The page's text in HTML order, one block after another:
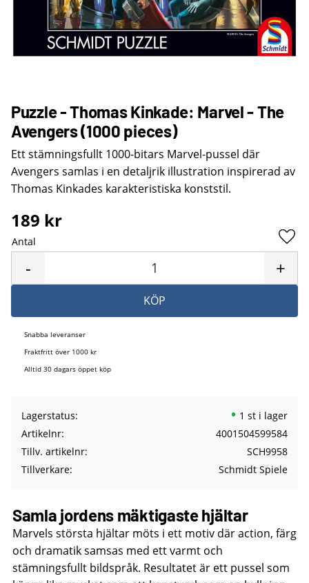
Puzzle - Thomas Kinkade: Marvel - The
Avengers (1000 pieces)
Ett stämningsfullt 1000-bitars Marvel-pussel där
Avengers samlas i en detaljrik illustration inspirerad av
Thomas Kinkades karakteristiska konststil.
189 kr
Antal
+
-
KÖP
Snabba leveranser
Fraktfritt över 1000 kr
Alltid 30 dagars öppet köp
Lagerstatus
1 st i lager
Artikelnr
4001504599584
Tillv. artikelnr
SCH9958
Tillverkare
Schmidt Spiele
Samla jordens mäktigaste hjältar
Marvels största hjältar möts i ett motiv där action, färg
och dramatik samsas med ett varmt och
stämningsfullt bildspråk. Resultatet är ett pussel som